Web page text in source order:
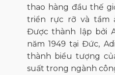
thao hàng đầu thế
triển rực rỡ và tầm
Được thành lập bởi
năm 1949 tại Đức,
thành biểu tượng
suất trong ngành